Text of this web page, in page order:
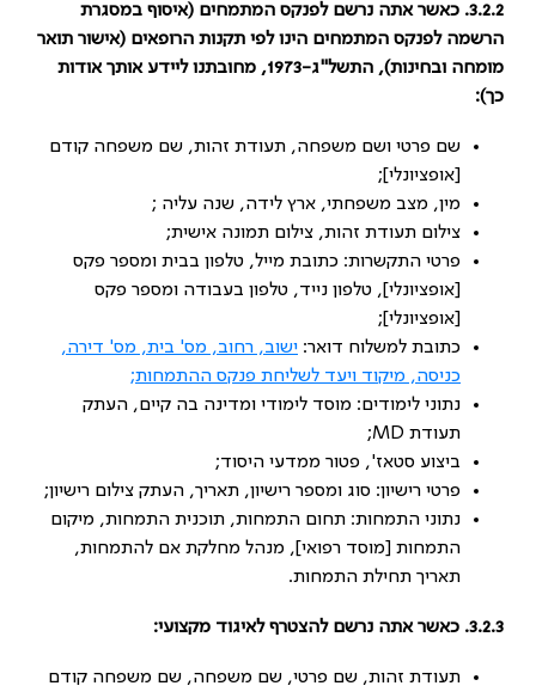
3.2.2. כאשר אתה נרשם לפנקס המתמחים (איסוף במסגרת
הרשמה לפנקס המתמחים הינו לפי תקנות הרופאים (אישור תואר
מומחה ובחינות), התשל"ג-1973, מחובתנו ליידע אותך אודות
כך):
שם פרטי ושם משפחה, תעודת זהות, שם משפחה קודם
[אופציונלי];
מין, מצב משפחתי, ארץ לידה, שנה עליה ;
צילום תעודת זהות, צילום תמונה אישית;
פרטי התקשרות: כתובת מייל, טלפון בבית ומספר פקס
[אופציונלי], טלפון נייד, טלפון בעבודה ומספר פקס
[אופציונלי];
כתובת למשלוח דואר: ישוב, רחוב, מס' בית, מס' דירה,
כניסה, מיקוד ויעד לשליחת פנקס ההתמחות;
נתוני לימודים: מוסד לימודי ומדינה בה קיים, העתק
תעודת MD;
ביצוע סטאז', פטור ממדעי היסוד;
פרטי רישיון: סוג ומספר רישיון, תאריך, העתק צילום רישיון;
נתוני התמחות: תחום התמחות, תוכנית התמחות, מיקום
התמחות [מוסד רפואי], מנהל מחלקת אם להתמחות,
תאריך תחילת התמחות.
3.2.3. כאשר אתה נרשם להצטרף לאיגוד מקצועי:
תעודת זהות, שם פרטי, שם משפחה, שם משפחה קודם